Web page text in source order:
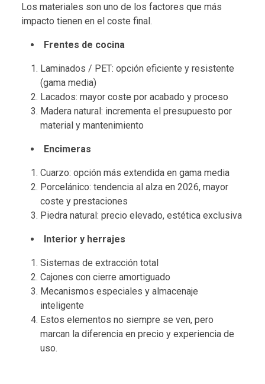
Los materiales son uno de los factores que más
impacto tienen en el coste final.
Frentes de cocina
Laminados / PET: opción eficiente y resistente
(gama media)
Lacados: mayor coste por acabado y proceso
Madera natural: incrementa el presupuesto por
material y mantenimiento
Encimeras
Cuarzo: opción más extendida en gama media
Porcelánico: tendencia al alza en 2026, mayor
coste y prestaciones
Piedra natural: precio elevado, estética exclusiva
Interior y herrajes
Sistemas de extracción total
Cajones con cierre amortiguado
Mecanismos especiales y almacenaje
inteligente
Estos elementos no siempre se ven, pero
marcan la diferencia en precio y experiencia de
uso.